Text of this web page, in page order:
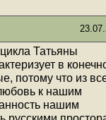
Татьяны
в
потому что из
к нашим
нашим